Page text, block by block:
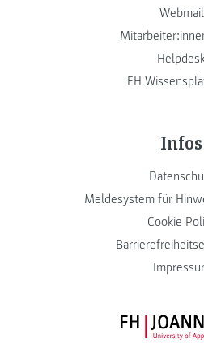
Webmail
FH
Infos
Meldesystem für
Cookie